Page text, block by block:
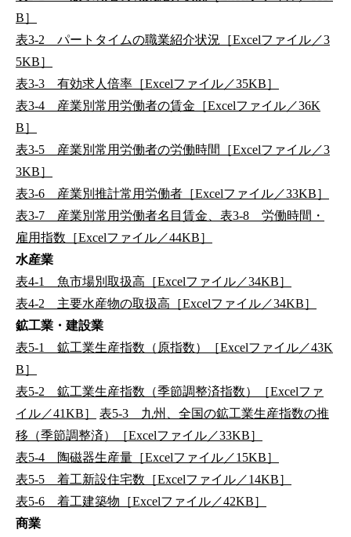
B］
表3-2 パートタイムの職業紹介状況［Excelファイル／3
5KB］
表3-3 有効求人倍率［Excelファイル／35KB］
表3-4 産業別常用労働者の賃金［Excelファイル／36K
B］
表3-5 産業別常用労働者の労働時間［Excelファイル／3
3KB］
表3-6 産業別推計常用労働者［Excelファイル／33KB］
表3-7 産業別常用労働者名目賃金、表3-8 労働時間・
雇用指数［Excelファイル／44KB］
水産業
表4-1 魚市場別取扱高［Excelファイル／34KB］
表4-2 主要水産物の取扱高［Excelファイル／34KB］
鉱工業・建設業
表5-1 鉱工業生産指数（原指数）［Excelファイル／43K
B］
表5-2 鉱工業生産指数（季節調整済指数）［Excelファ
イル／41KB］
表5-3 九州、全国の鉱工業生産指数の推
移（季節調整済）［Excelファイル／33KB］
表5-4 陶磁器生産量［Excelファイル／15KB］
表5-5 着工新設住宅数［Excelファイル／14KB］
表5-6 着工建築物［Excelファイル／42KB］
商業